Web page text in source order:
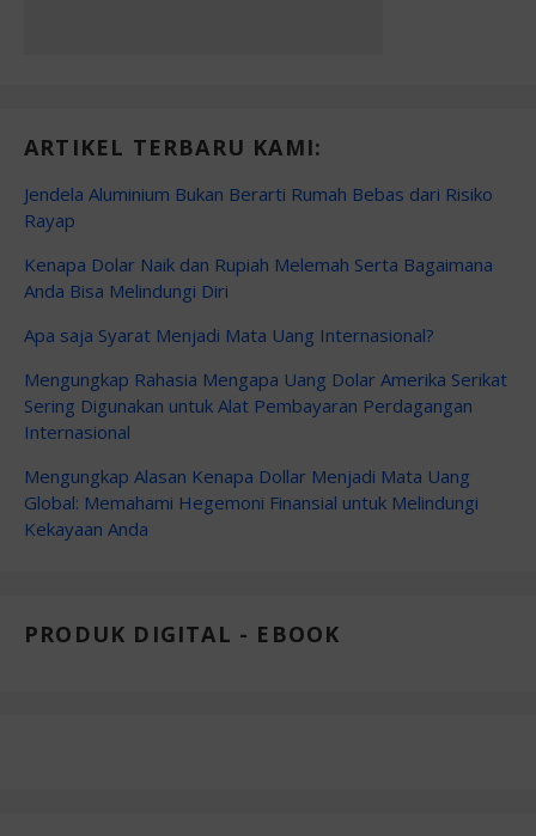
ARTIKEL TERBARU KAMI:
Jendela Aluminium Bukan Berarti Rumah Bebas dari Risiko
Rayap
Kenapa Dolar Naik dan Rupiah Melemah Serta Bagaimana
Anda Bisa Melindungi Diri
Apa saja Syarat Menjadi Mata Uang Internasional?
Mengungkap Rahasia Mengapa Uang Dolar Amerika Serikat
Sering Digunakan untuk Alat Pembayaran Perdagangan
Internasional
Mengungkap Alasan Kenapa Dollar Menjadi Mata Uang
Global: Memahami Hegemoni Finansial untuk Melindungi
Kekayaan Anda
PRODUK DIGITAL - EBOOK